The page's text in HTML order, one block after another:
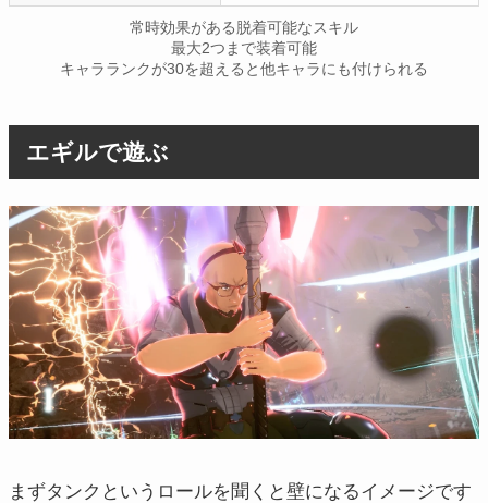
常時効果がある脱着可能なスキル
最大2つまで装着可能
キャラランクが30を超えると他キャラにも付けられる
エギルで遊ぶ
まずタンクというロールを聞くと壁になるイメージです